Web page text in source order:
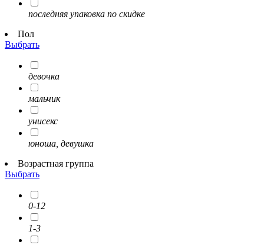
последняя упаковка по скидке
Пол
Выбрать
девочка
мальчик
унисекс
юноша, девушка
Возрастная группа
Выбрать
0-12
1-3